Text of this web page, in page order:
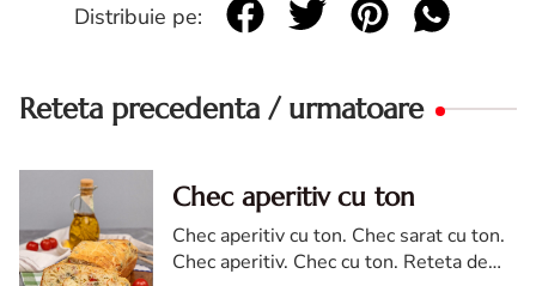
Distribuie pe:
Reteta precedenta / urmatoare
Chec aperitiv cu ton
Chec aperitiv cu ton. Chec sarat cu ton.
Chec aperitiv. Chec cu ton. Reteta de